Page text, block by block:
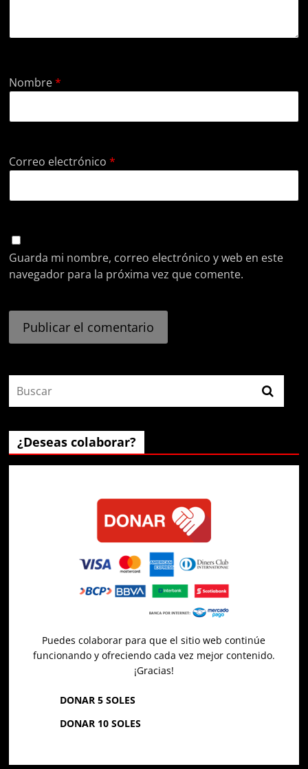
Nombre*
Correo electrónico*
Guarda mi nombre, correo electrónico y web en este
navegador para la próxima vez que comente.
¿Deseas colaborar?
Puedes colaborar para que el sitio web continúe
funcionando y ofreciendo cada vez mejor contenido.
¡Gracias!
DONAR 5 SOLES
DONAR 10 SOLES